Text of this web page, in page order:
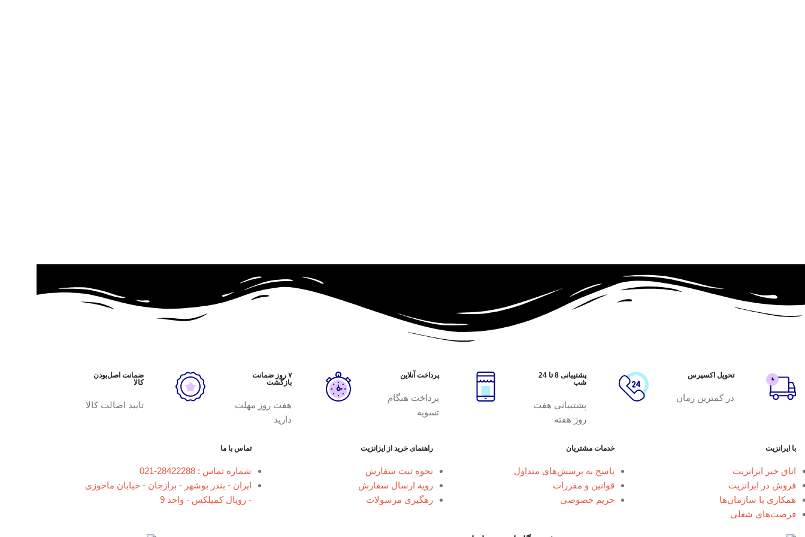
تحویل اکسپرس
در کمترین زمان
پشتیبانی 8 تا 24
شب
پشتیبانی هفت
روز هفته
پرداخت آنلاین
پرداخت هنگام
تسویه
۷ روز ضمانت
بازگشت
هفت روز مهلت
دارید
ضمانت اصل‌بودن
کالا
تایید اصالت کالا
با ایرانزیت
اتاق خبر ایرانزیت
فروش در ایرانزیت
همکاری با سازمان‌ها
فرصت‌های شغلی
خدمات مشتریان
پاسخ به پرسش‌های متداول
قوانین و مقررات
حریم خصوصی
راهنمای خرید از ایزانزیت
نحوه ثبت سفارش
رویه ارسال سفارش
رهگیری مرسولات
تماس با ما
شماره تماس : 28422288-021
ایران - بندر بوشهر - برازجان - خیابان ماحوزی
- رویال کمپلکس - واحد 9